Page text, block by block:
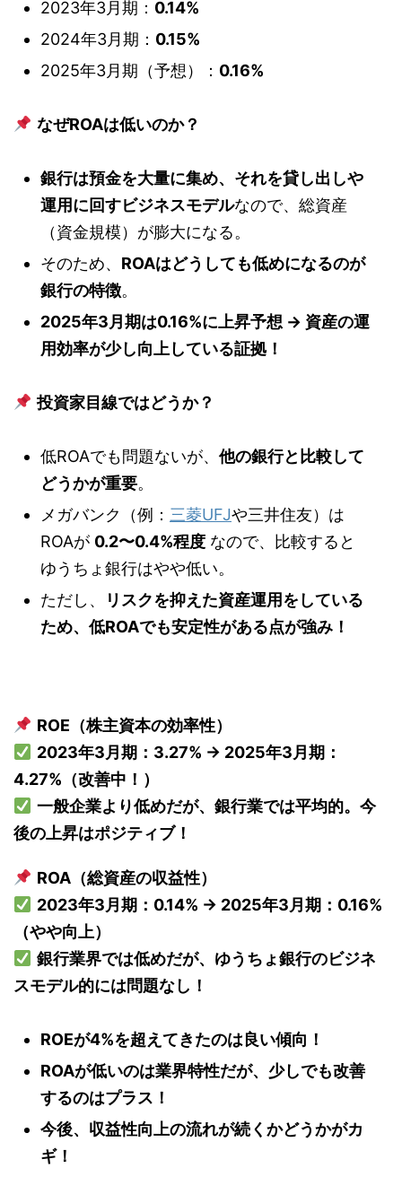
2023年3月期： 0.14%
2024年3月期： 0.15%
2025年3月期（予想）： 0.16%
なぜROAは低いのか？
銀行は預金を大量に集め、それを貸し出しや
運用に回すビジネスモデルなので、総資産
（資金規模）が膨大になる。
そのため、 ROAはどうしても低めになるのが
銀行の特徴。
2025年3月期は0.16%に上昇予想 → 資産の運
用効率が少し向上している証拠！
投資家目線ではどうか？
低ROAでも問題ないが、 他の銀行と比較して
どうかが重要。
メガバンク（例： 三菱UFJや三井住友）は
ROAが 0.2〜0.4%程度 なので、比較すると
ゆうちょ銀行はやや低い。
ただし、
リスクを抑えた資産運用をしている
ため、低ROAでも安定性がある点が強み！
ROE（株主資本の効率性）
2023年3月期：3.27% → 2025年3月期：
4.27%（改善中！）
一般企業より低めだが、銀行業では平均的。今
後の上昇はポジティブ！
ROA（総資産の収益性）
2023年3月期：0.14% → 2025年3月期：0.16%
（やや向上）
銀行業界では低めだが、ゆうちょ銀行のビジネ
スモデル的には問題なし！
ROEが4%を超えてきたのは良い傾向！
ROAが低いのは業界特性だが、少しでも改善
するのはプラス！
今後、収益性向上の流れが続くかどうかがカ
ギ！